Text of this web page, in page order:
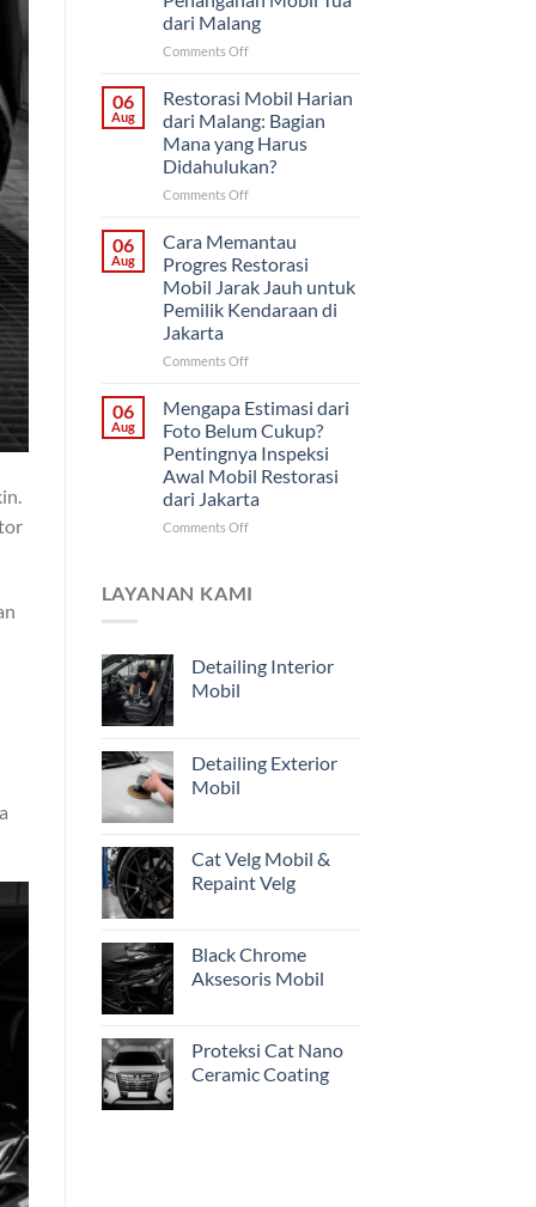
Proyek
Mobil
Klasik
di
Solo
dari Malang
Comments Offon
Ulang
Saja
atau
Restorasi
Bodi?
Cara
Mobil
Tua
dari
Malang
06
Aug
Restorasi Mobil Harian
dari Malang: Bagian
Mana yang Harus
Didahulukan?
Comments Offon
Mobil
Harian
dari
Malang:
Bagian
yang
06
Aug
Cara Memantau
Progres Restorasi
Mobil Jarak Jauh untuk
Pemilik Kendaraan di
Jakarta
Comments Offon
Memantau
Progres
Restorasi
Mobil
Jarak
Jauh
untuk
Jakarta
06
Aug
Mengapa Estimasi dari
Foto Belum Cukup?
Pentingnya Inspeksi
Awal Mobil Restorasi
dari Jakarta
Comments Offon
dari
Pentingnya
dari
LAYANAN KAMI
Detailing Interior
Mobil
Detailing Exterior
Mobil
Cat Velg Mobil &
Repaint Velg
Black Chrome
Aksesoris Mobil
Proteksi Cat Nano
Ceramic Coating